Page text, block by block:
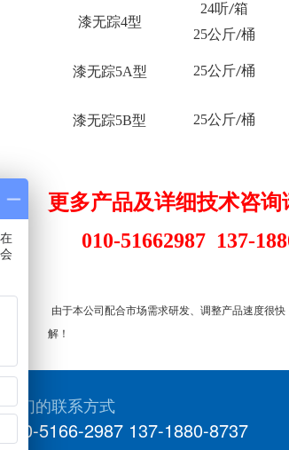
漆无踪4型
24听/箱
25公斤/桶
漆无踪5A型 25公斤/桶
漆无踪5B型 25公斤/桶
更多产品及详细技术咨询
010-51662987 137-
由于本公司配合市场需求研发、调整产品速度很快
解 ！
我们的联系方式
010-5166-2987 137-1880-8737